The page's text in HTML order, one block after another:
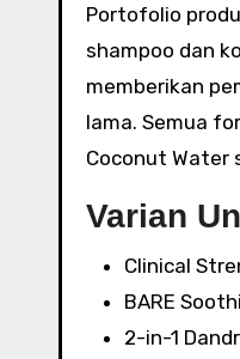
Portofolio
shampoo dan
memberikan
lama. Semua
Coconut Water
Varian
Clinical
BARE
2-in-1